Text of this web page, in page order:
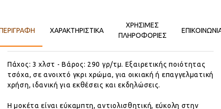
ΧΑΡΑΚΤΗΡΙΣΤΙΚΑ
ΧΡΉΣΙΜΕΣ
ΠΛΗΡΟΦΟΡΊΕΣ
Πάχος: 3 χλστ - Βάρος: 290 γρ/τμ. Εξαιρετικής ποιότητας
τσόχα, σε ανοιχτό γκρι χρώμα, για οικιακή ή επαγγελματική
χρήση, ιδανική για εκθέσεις και εκδηλώσεις.
Η μοκέτα είναι εύκαμπτη, αντιολισθητική, εύκολη στην